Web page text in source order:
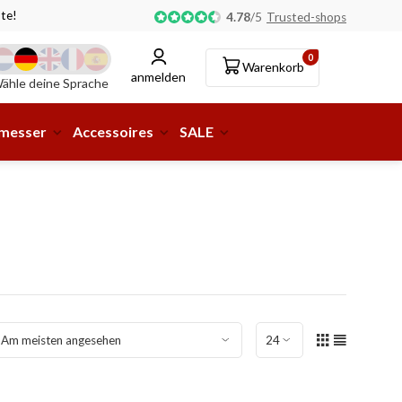
Abholung oder Lieferung an eine Paketstation
4.78/5 Trusted-shops
deine Sprache anmelden
0
Warenkorb
Accessoires SALE